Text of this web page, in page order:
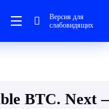
Версия для
слабовидящих
BTC. Next